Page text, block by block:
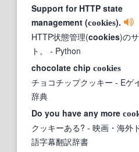
Support for HTTP state
management (cookies).
HTTP状態管理(cookies)の
ト。
- Python
chocolate chip cookies
チョコチップクッキー - Eゲ
辞典
Do you have any more
クッキーある? - 映画・海外
語字幕翻訳辞書